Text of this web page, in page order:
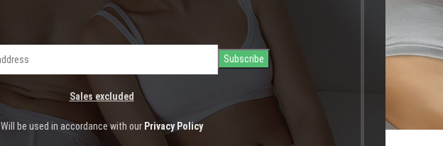
Sales excluded
Will be used in accordance with our Privacy Policy
Προϊόντα με ετικέτα “Robe White”